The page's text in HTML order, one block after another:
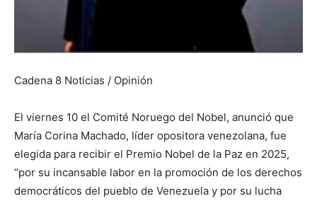
Cadena 8 Noticias / Opinión
El viernes 10 el Comité Noruego del Nobel, anunció que
María Corina Machado, líder opositora venezolana, fue
elegida para recibir el Premio Nobel de la Paz en 2025,
“por su incansable labor en la promoción de los derechos
democráticos del pueblo de Venezuela y por su lucha